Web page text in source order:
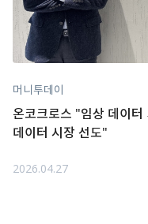
머니투데이
온코크로스 "임상 데이
데이터 시장 선도"
2026.04.27